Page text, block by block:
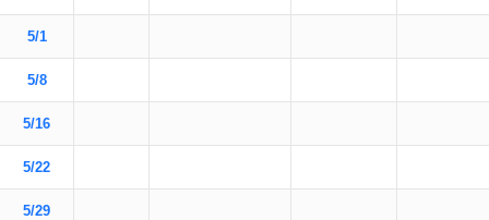
5/1
5/8
5/16
5/22
5/29